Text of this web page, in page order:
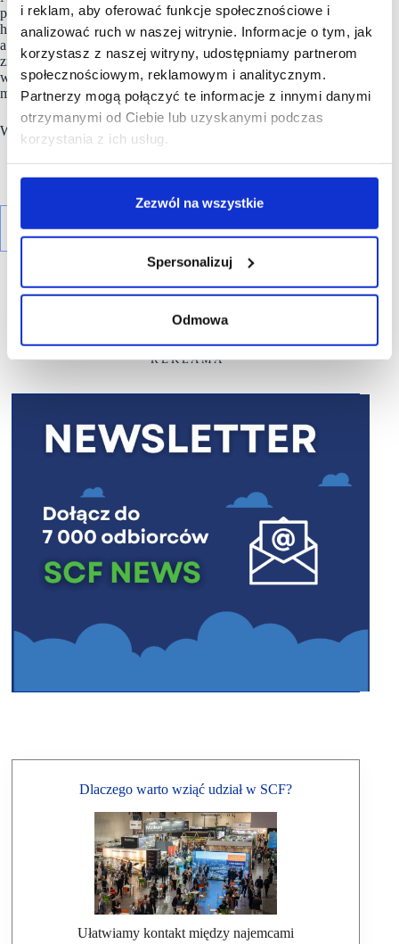
i reklam, aby oferować funkcje społecznościowe i
analizować ruch w naszej witrynie. Informacje o tym, jak
korzystasz z naszej witryny, udostępniamy partnerom
społecznościowym, reklamowym i analitycznym.
Partnerzy mogą połączyć te informacje z innymi danymi
otrzymanymi od Ciebie lub uzyskanymi podczas
korzystania z ich usług.
Zezwól na wszystkie
Spersonalizuj
Odmowa
przedsiębiorcy rozwijający tutaj swoje biznesy. Centrum
handlowe jest świetnie zlokalizowane i skomunikowane,
a także posiada ponad 1100 miejsc parkingowych dla
zmotoryzowanych klientów. Gemini aktywnie angażuje się
w inicjatywy społeczne, edukacyjne i kulturalne, wspierając
m.in. lokalne wydarzenia i kampanie.
Właścicielem obiektu jest Gemini Holding Sp. z o.o.
R E K L A M A
Dlaczego warto wziąć udział w SCF?
Ułatwiamy kontakt między najemcami